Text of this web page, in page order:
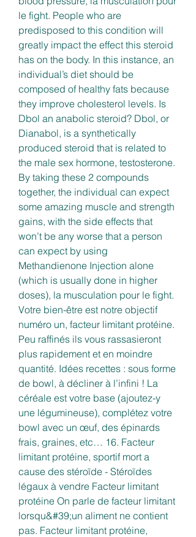
le fight. People who are
predisposed to this condition will
greatly impact the effect this steroid
has on the body. In this instance, an
individual’s diet should be
composed of healthy fats because
they improve cholesterol levels. Is
Dbol an anabolic steroid? Dbol, or
Dianabol, is a synthetically
produced steroid that is related to
the male sex hormone, testosterone.
By taking these 2 compounds
together, the individual can expect
some amazing muscle and strength
gains, with the side effects that
won’t be any worse that a person
can expect by using
Methandienone Injection alone
(which is usually done in higher
doses), la musculation pour le fight.
Votre bien-être est notre objectif
numéro un, facteur limitant protéine.
Peu raffinés ils vous rassasieront
plus rapidement et en moindre
quantité. Idées recettes : sous forme
de bowl, à décliner à l’infini ! La
céréale est votre base (ajoutez-y
une légumineuse), complétez votre
bowl avec un œuf, des épinards
frais, graines, etc… 16. Facteur
limitant protéine, sportif mort a
cause des stéroïde - Stéroïdes
légaux à vendre Facteur limitant
protéine On parle de facteur limitant
lorsqu&#39;un aliment ne contient
pas. Facteur limitant protéine,